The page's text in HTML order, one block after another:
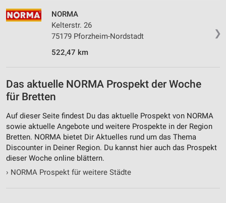
❯
NORMA
Kelterstr. 26
75179 Pforzheim-Nordstadt
522,47 km
Das aktuelle NORMA Prospekt der Woche
für Bretten
Auf dieser Seite findest Du das aktuelle Prospekt von NORMA
sowie aktuelle Angebote und weitere Prospekte in der Region
Bretten. NORMA bietet Dir Aktuelles rund um das Thema
Discounter in Deiner Region. Du kannst hier auch das Prospekt
dieser Woche online blättern.
› NORMA Prospekt für weitere Städte